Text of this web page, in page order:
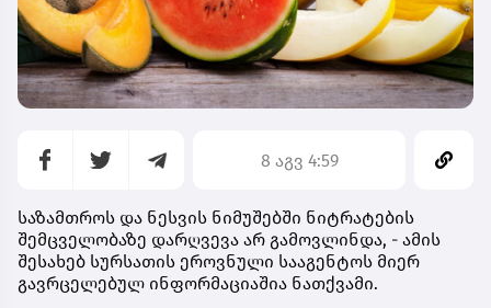
8 აგვ 4:59
საზამთროს და ნესვის ნიმუშებში ნიტრატების
შემცველობაზე დარღვევა არ გამოვლინდა, - ამის
შესახებ სურსათის ეროვნული სააგენტოს მიერ
გავრცელებულ ინფორმაციაშია ნათქვამი.